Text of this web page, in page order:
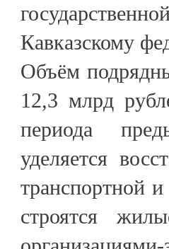
Кавказскому
Объём
12,3 млрд
периода
уделяется
транспортной
строятся